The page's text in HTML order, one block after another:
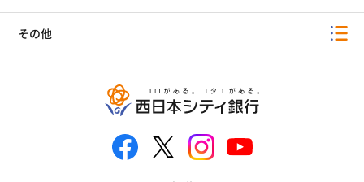
その他